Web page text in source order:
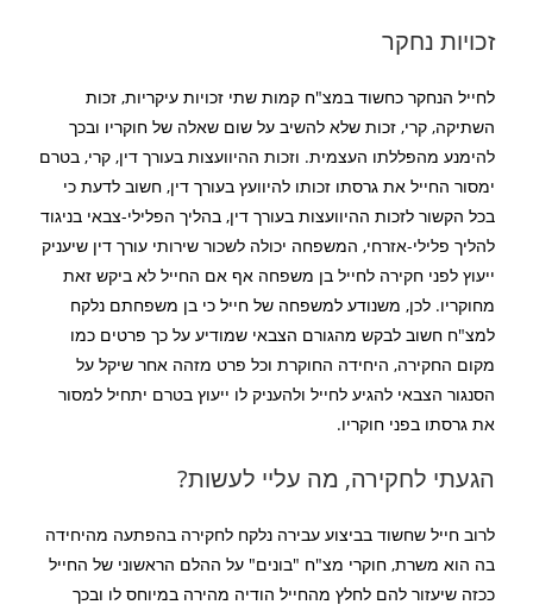
זכויות נחקר
לחייל הנחקר כחשוד במצ"ח קמות שתי זכויות עיקריות, זכות
השתיקה, קרי, זכות שלא להשיב על שום שאלה של חוקריו ובכך
להימנע מהפללתו העצמית. וזכות ההיוועצות בעורך דין, קרי, בטרם
ימסור החייל את גרסתו זכותו להיוועץ בעורך דין, חשוב לדעת כי
בכל הקשור לזכות ההיוועצות בעורך דין, בהליך הפלילי-צבאי בניגוד
להליך פלילי-אזרחי, המשפחה יכולה לשכור שירותי עורך דין שיעניק
ייעוץ לפני חקירה לחייל בן משפחה אף אם החייל לא ביקש זאת
מחוקריו. לכן, משנודע למשפחה של חייל כי בן משפחתם נלקח
למצ"ח חשוב לבקש מהגורם הצבאי שמודיע על כך פרטים כמו
מקום החקירה, היחידה החוקרת וכל פרט מזהה אחר שיקל על
הסנגור הצבאי להגיע לחייל ולהעניק לו ייעוץ בטרם יתחיל למסור
את גרסתו בפני חוקריו.
הגעתי לחקירה, מה עליי לעשות?
לרוב חייל שחשוד בביצוע עבירה נלקח לחקירה בהפתעה מהיחידה
בה הוא משרת, חוקרי מצ"ח "בונים" על ההלם הראשוני של החייל
ככזה שיעזור להם לחלץ מהחייל הודיה מהירה במיוחס לו ובכך